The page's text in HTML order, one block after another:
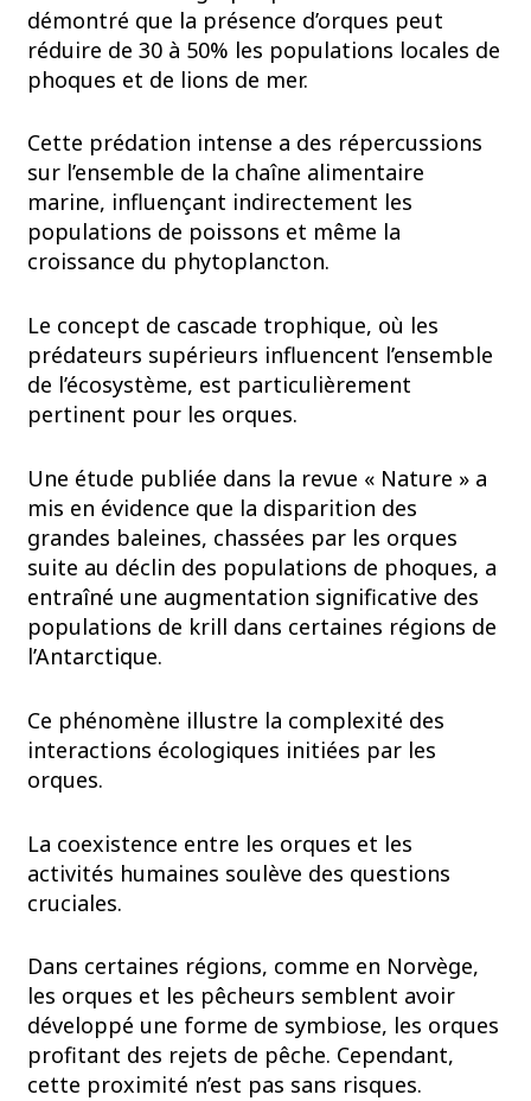
démontré que la présence d’orques peut
réduire de 30 à 50% les populations locales de
phoques et de lions de mer.
Cette prédation intense a des répercussions
sur l’ensemble de la chaîne alimentaire
marine, influençant indirectement les
populations de poissons et même la
croissance du phytoplancton.
Le concept de cascade trophique, où les
prédateurs supérieurs influencent l’ensemble
de l’écosystème, est particulièrement
pertinent pour les orques.
Une étude publiée dans la revue « Nature » a
mis en évidence que la disparition des
grandes baleines, chassées par les orques
suite au déclin des populations de phoques, a
entraîné une augmentation significative des
populations de krill dans certaines régions de
l’Antarctique.
Ce phénomène illustre la complexité des
interactions écologiques initiées par les
orques.
La coexistence entre les orques et les
activités humaines soulève des questions
cruciales.
Dans certaines régions, comme en Norvège,
les orques et les pêcheurs semblent avoir
développé une forme de symbiose, les orques
profitant des rejets de pêche. Cependant,
cette proximité n’est pas sans risques.